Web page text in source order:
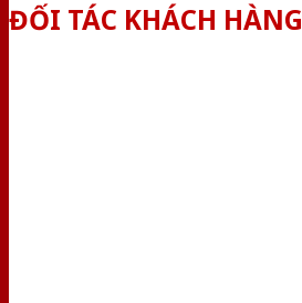
ĐỐI TÁC KHÁCH HÀNG